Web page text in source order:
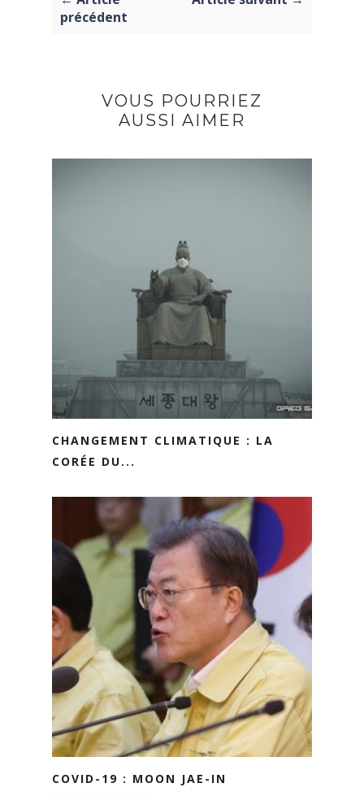
précédent
VOUS POURRIEZ
AUSSI AIMER
CHANGEMENT CLIMATIQUE : LA
CORÉE DU...
COVID-19 : MOON JAE-IN